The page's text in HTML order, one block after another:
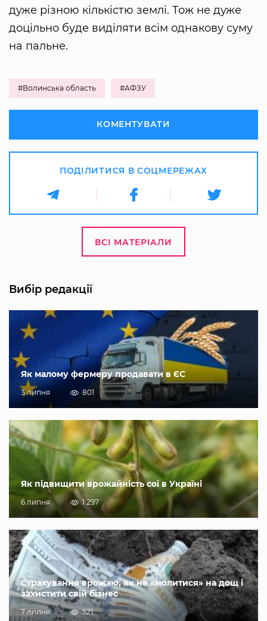
дуже різною кількістю землі. Тож не дуже
доцільно буде виділяти всім однакову суму
на пальне.
#Волинська область #АФЗУ
КОМЕНТУВАТИ
ПОДІЛИТИСЯ В СОЦМЕРЕЖАХ
ВСІ МАТЕРІАЛИ
Вибір редакції
Як малому фермеру продавати в ЄС
3 липня 801
Як підвищити врожайність сої в Україні
6 липня 1 297
Страхування врожаю, як не «молитися» на дощ і
захистити свій бізнес
7 липня 521